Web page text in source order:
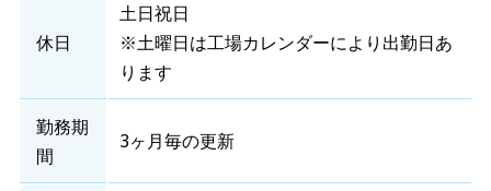
休日
土日祝日
※土曜日は工場カレンダーにより出勤日あ
ります
勤務期
間
3ヶ月毎の更新